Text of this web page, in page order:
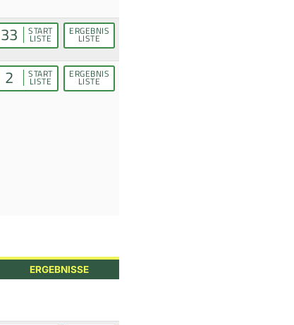
33 START
LISTE
ERGEBNIS
LISTE
2 START
LISTE
ERGEBNIS
LISTE
ERGEBNISSE